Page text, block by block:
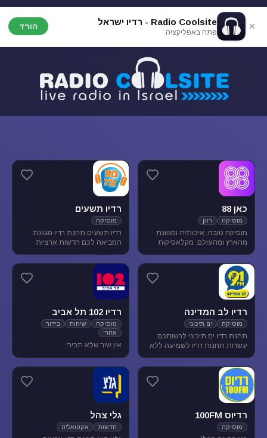
Radio Coolsite - רדיו ישראל
פתח באפליקציה
הורד
כאן 88
מוסיקה רוק
מוסיקה טובה, איכותית ומגוונת
מהארץ ומהעולם. מקלאסיקות
בארץ ובעולם ועד ג'אז, אלטרנטיב,
מוסיקת עולם ובלוז.
רדיו תשעים
מוסיקה
רדיו תשעים תחנת רדיו מגוונת
המביאה לכם חדשות ארציות
ופנאי וכמובן מוסיקה מגוונת
להנאת המאזינים
רדיו לב המדינה
מוסיקה ים תיכוני
תחנת רדיו ים תיכוני לרשותכם
עשרות תחנות רדיו לשמיעה ללא
ים תיכונית, מוסיקה לפי שפות
רדיו 102 תל אביב
מוסיקה שיחות
בידור
אזורי
אין שיר שלא תכיר!
רדיוס 100FM
מוסיקה
גלי צהל
חדשות אקטואליה